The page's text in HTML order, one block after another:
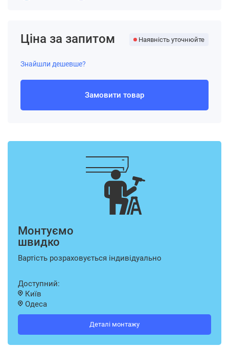
Монтуємо
швидко
Вартість розраховується індивідуально
Доступний:
Київ
Одеса
Деталі монтажу
Ціна за запитом Наявність уточнюйте
Знайшли дешевше?
Замовити товар